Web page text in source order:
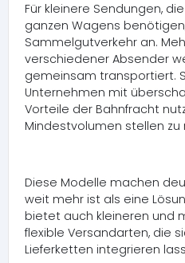
Für kleinere Sendungen,
ganzen Wagens
Sammelgutverkehr an.
verschiedener Absender
gemeinsam transportiert.
Unternehmen mit
Vorteile der Bahnfracht
Mindestvolumen stellen zu
Diese Modelle machen
weit mehr ist als eine
bietet auch kleineren und
flexible Versandarten, die
Lieferketten integrieren